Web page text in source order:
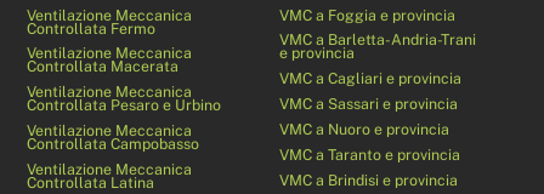
Ventilazione Meccanica
Controllata Fermo
Ventilazione Meccanica
Controllata Macerata
Ventilazione Meccanica
Controllata Pesaro e Urbino
Ventilazione Meccanica
Controllata Campobasso
Ventilazione Meccanica
Controllata Latina
VMC a Foggia e provincia
VMC a Barletta-Andria-Trani
e provincia
VMC a Cagliari e provincia
VMC a Sassari e provincia
VMC a Nuoro e provincia
VMC a Taranto e provincia
VMC a Brindisi e provincia